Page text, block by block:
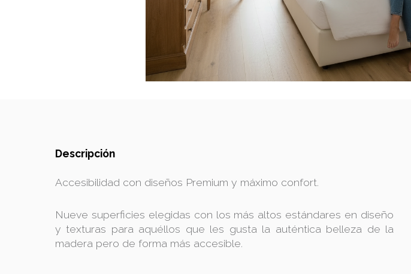
Descripción
Accesibilidad con diseños Premium y máximo confort.
Nueve superficies elegidas con los más altos estándares en diseño
y texturas para aquéllos que les gusta la auténtica belleza de la
madera pero de forma más accesible.